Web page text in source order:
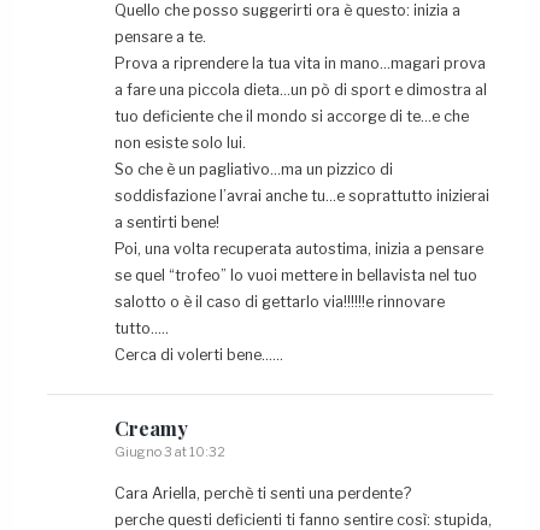
Quello che posso suggerirti ora è questo: inizia a
pensare a te.
Prova a riprendere la tua vita in mano…magari prova
a fare una piccola dieta…un pò di sport e dimostra al
tuo deficiente che il mondo si accorge di te…e che
non esiste solo lui.
So che è un pagliativo…ma un pizzico di
soddisfazione l’avrai anche tu…e soprattutto inizierai
a sentirti bene!
Poi, una volta recuperata autostima, inizia a pensare
se quel “trofeo” lo vuoi mettere in bellavista nel tuo
salotto o è il caso di gettarlo via!!!!!!e rinnovare
tutto…..
Cerca di volerti bene……
Creamy
Giugno 3 at 10:32
Cara Ariella, perchè ti senti una perdente?
perche questi deficienti ti fanno sentire così: stupida,